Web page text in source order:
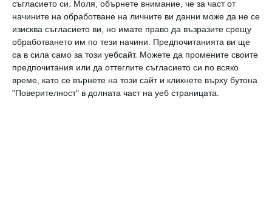
съгласието си.
Моля, обърнете внимание, че за част от
начините на обработване на личните ви данни може да не се
изисква съгласието ви, но имате право да възразите срещу
обработването им по тези начини. Предпочитанията ви ще
са в сила само за този уебсайт. Можете да промените своите
предпочитания или да оттеглите съгласието си по всяко
време, като се върнете на този сайт и кликнете върху бутона
"Поверителност" в долната част на уеб страницата.
велотренажор, като са въртели педалите с
максималната възможна за тях скорост в
продължение на 6 минути, последвани от 4
минути почивка и нови тренировки.
Резултатите от тестовете показали, че